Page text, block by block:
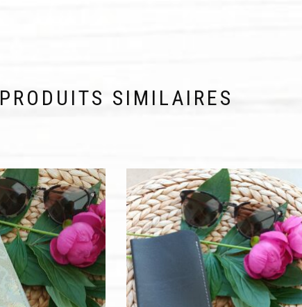
PRODUITS SIMILAIRES